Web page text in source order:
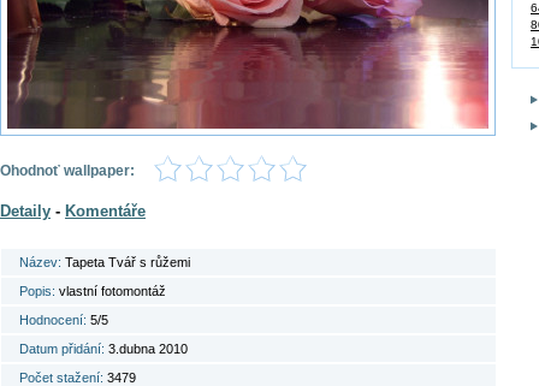
Ohodnoť wallpaper:
Detaily - Komentáře
Název: Tapeta Tvář s růžemi
Popis: vlastní fotomontáž
Hodnocení: 5/5
Datum přidání: 3.dubna 2010
Počet stažení: 3479